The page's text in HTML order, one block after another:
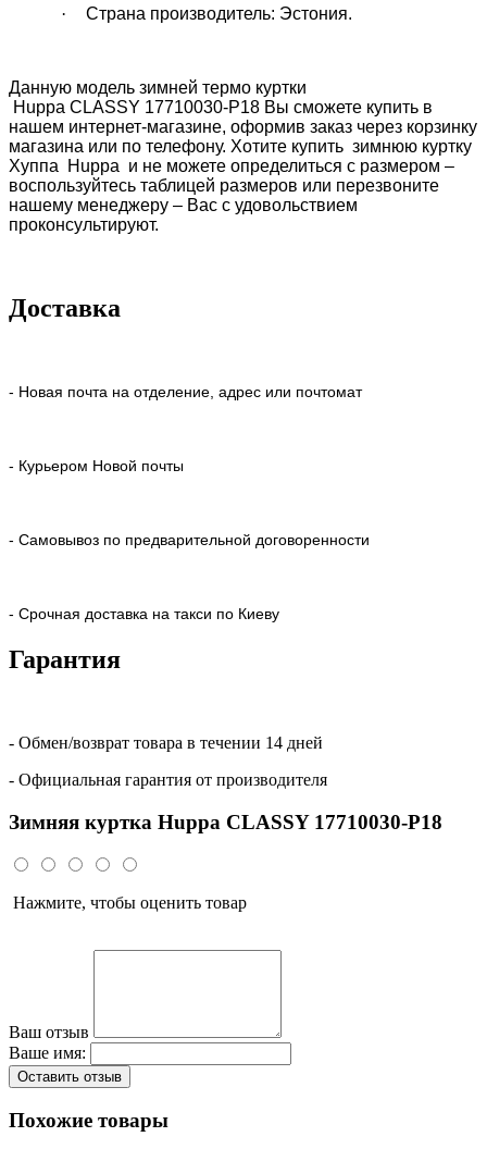
· Страна производитель: Эстония.
Данную модель зимней термо куртки
Huppa CLASSY 17710030-P18 Вы сможете купить в
нашем интернет-магазине, оформив заказ через корзинку
магазина или по телефону. Хотите купить зимнюю куртку
Хуппа
Huppa и не можете определиться с размером –
воспользуйтесь таблицей размеров или перезвоните
нашему менеджеру – Вас с удовольствием
проконсультируют.
Доставка
- Новая почта на отделение, адрес или почтомат
- Курьером Новой почты
- Самовывоз по предварительной договоренности
- Срочная доставка на такси по Киеву
Гарантия
- Обмен/возврат товара в течении 14 дней
- Официальная гарантия от производителя
Зимняя куртка Huppa CLASSY 17710030-P18
Нажмите, чтобы оценить товар
Ваш отзыв
Ваше имя:
Оставить отзыв
Похожие товары